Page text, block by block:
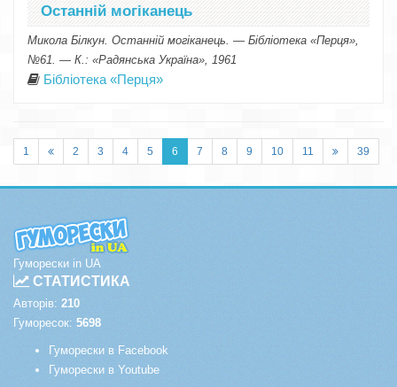
Останній могіканець
Микола Білкун. Останній могіканець. — Бібліотека «Перця»,
№61. — К.: «Радянська Україна», 1961
Бібліотека «Перця»
1 2 3 4 5 6 7 8 9 10 11 39
Гуморески in UA
СТАТИСТИКА
Авторів: 210
Гуморесок: 5698
Гуморески в Facebook
Гуморески в Youtube